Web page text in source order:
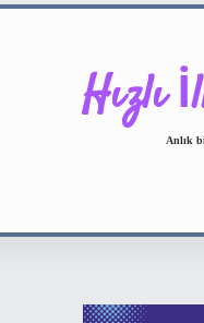
Hızlı
Anlık